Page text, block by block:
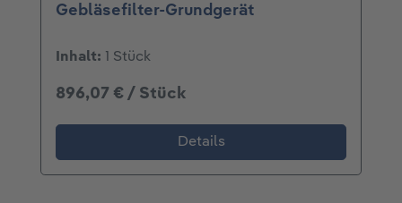
Gebläsefilter-Grundgerät
Inhalt: 1 Stück
896,07 € / Stück
Details